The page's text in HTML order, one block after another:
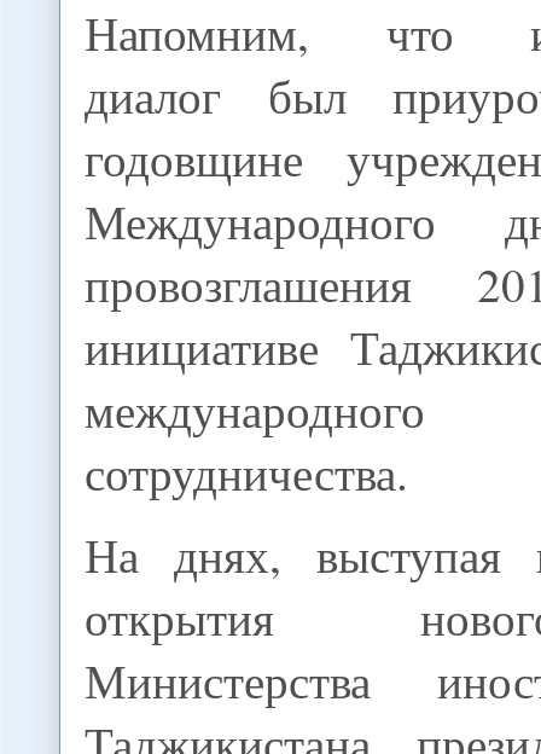
Напомним, что
диалог был
годовщине
провозглашения
инициативе
сотрудничества.
На днях, выступая
открытия
Министерства